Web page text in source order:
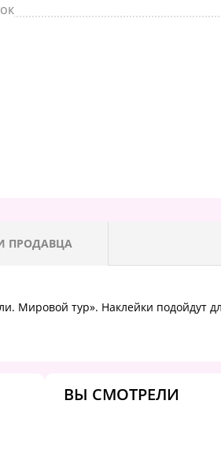
ПРОДАВЦА
Мировой тур». Наклейки подойдут
ВЫ СМОТРЕЛИ